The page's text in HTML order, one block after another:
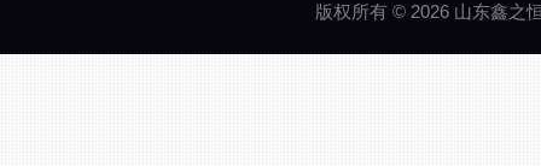
版权所有 © 2026 山东鑫之